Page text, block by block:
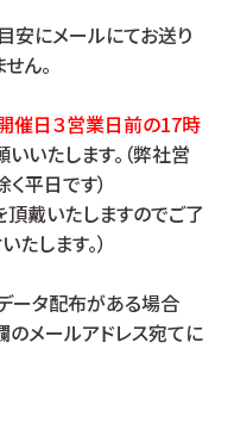
安にメールにてお送り
ん。
催日３営業日前の17時
いたします。（弊社営
平日です）
頂戴いたしますのでご了
します。）
ータ配布がある場合
のメールアドレス宛てに